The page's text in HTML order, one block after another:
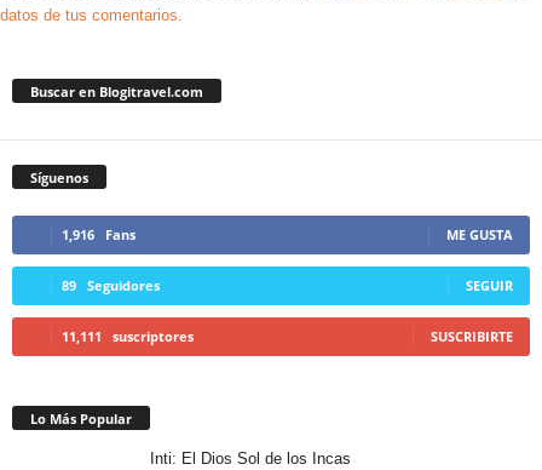
datos de tus comentarios.
Buscar en Blogitravel.com
Síguenos
1,916 Fans ME GUSTA
89 Seguidores SEGUIR
11,111 suscriptores SUSCRIBIRTE
Lo Más Popular
Inti: El Dios Sol de los Incas